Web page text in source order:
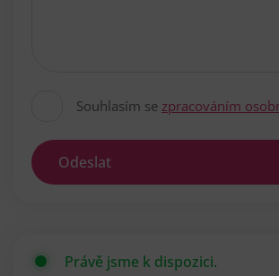
Souhlasím se zpracováním
Odeslat
Právě jsme k dispozici.